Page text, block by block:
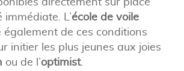
L’école de voile
de ces conditions
initier les plus jeunes aux joies
ou de l’optimist.